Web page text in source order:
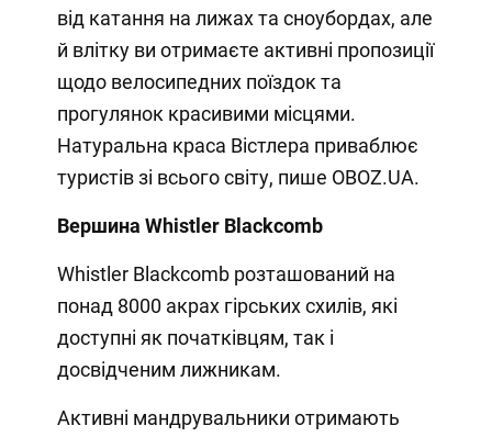
від катання на лижах та сноубордах, але
й влітку ви отримаєте активні пропозиції
щодо велосипедних поїздок та
прогулянок красивими місцями.
Натуральна краса Вістлера приваблює
туристів зі всього світу, пише OBOZ.UA.
Вершина Whistler Blackcomb
Whistler Blackcomb розташований на
понад 8000 акрах гірських схилів, які
доступні як початківцям, так і
досвідченим лижникам.
Активні мандрувальники отримають